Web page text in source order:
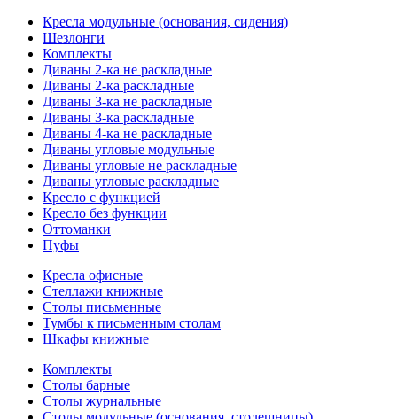
Кресла модульные (основания, сидения)
Шезлонги
Комплекты
Диваны 2-ка не раскладные
Диваны 2-ка раскладные
Диваны 3-ка не раскладные
Диваны 3-ка раскладные
Диваны 4-ка не раскладные
Диваны угловые модульные
Диваны угловые не раскладные
Диваны угловые раскладные
Кресло с функцией
Кресло без функции
Оттоманки
Пуфы
Кресла офисные
Стеллажи книжные
Столы письменные
Тумбы к письменным столам
Шкафы книжные
Комплекты
Столы барные
Столы журнальные